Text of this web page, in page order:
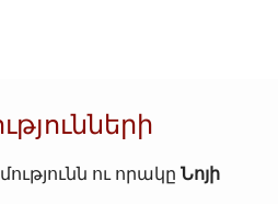
ու որակըՆոյի